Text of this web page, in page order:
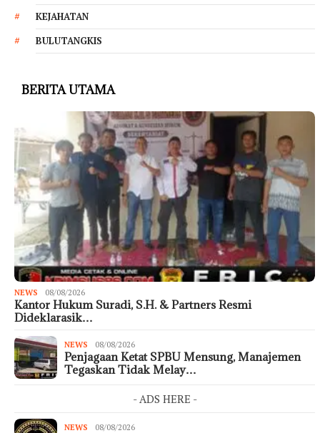
KEJAHATAN
BULUTANGKIS
BERITA UTAMA
NEWS 08/08/2026
Kantor Hukum Suradi, S.H. & Partners Resmi
Dideklarasik…
NEWS 08/08/2026
Penjagaan Ketat SPBU Mensung, Manajemen
Tegaskan Tidak Melay…
- ADS HERE -
NEWS 08/08/2026